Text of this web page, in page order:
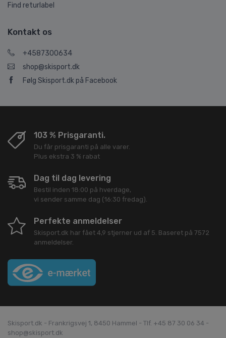
Find returlabel
Kontakt os
+4587300634
shop@skisport.dk
Følg Skisport.dk på Facebook
103 % Prisgaranti.
Du får prisgaranti på alle varer.
Plus ekstra 3 % rabat
Dag til dag levering
Bestil inden 18:00 på hverdage,
vi sender samme dag (16:30 fredag).
Perfekte anmeldelser
Skisport.dk har fået 4,9 stjerner ud af 5 . Baseret på 7572
anmeldelser.
Skisport.dk - Frankrigsvej 1, 8450 Hammel - Tlf. +45 87 30 06 34 -
shop@skisport.dk